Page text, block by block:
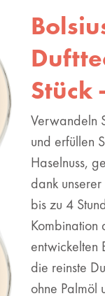
Stück
Verwandeln
und erfüllen
Haselnuss,
dank
bis zu 4
Kombination
entwickelten
die reinste
ohne Palmöl